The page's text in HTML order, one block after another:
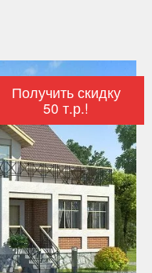
Получить скидку
50 т.р.!